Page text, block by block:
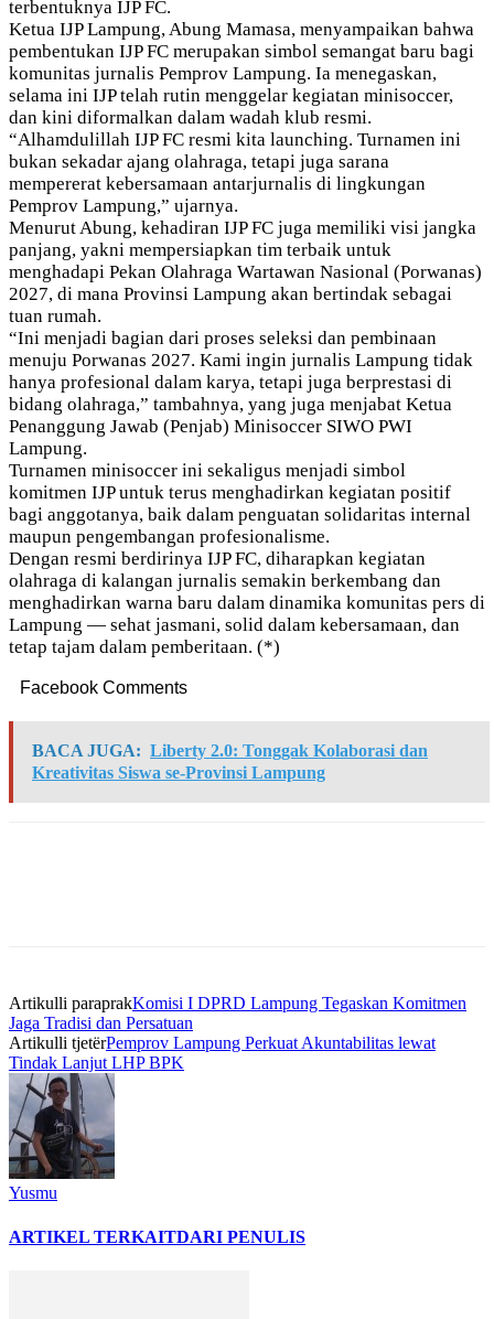
terbentuknya IJP FC.
Ketua IJP Lampung, Abung Mamasa, menyampaikan bahwa
pembentukan IJP FC merupakan simbol semangat baru bagi
komunitas jurnalis Pemprov Lampung. Ia menegaskan,
selama ini IJP telah rutin menggelar kegiatan minisoccer,
dan kini diformalkan dalam wadah klub resmi.
“Alhamdulillah IJP FC resmi kita launching. Turnamen ini
bukan sekadar ajang olahraga, tetapi juga sarana
mempererat kebersamaan antarjurnalis di lingkungan
Pemprov Lampung,” ujarnya.
Menurut Abung, kehadiran IJP FC juga memiliki visi jangka
panjang, yakni mempersiapkan tim terbaik untuk
menghadapi Pekan Olahraga Wartawan Nasional (Porwanas)
2027, di mana Provinsi Lampung akan bertindak sebagai
tuan rumah.
“Ini menjadi bagian dari proses seleksi dan pembinaan
menuju Porwanas 2027. Kami ingin jurnalis Lampung tidak
hanya profesional dalam karya, tetapi juga berprestasi di
bidang olahraga,” tambahnya, yang juga menjabat Ketua
Penanggung Jawab (Penjab) Minisoccer SIWO PWI
Lampung.
Turnamen minisoccer ini sekaligus menjadi simbol
komitmen IJP untuk terus menghadirkan kegiatan positif
bagi anggotanya, baik dalam penguatan solidaritas internal
maupun pengembangan profesionalisme.
Dengan resmi berdirinya IJP FC, diharapkan kegiatan
olahraga di kalangan jurnalis semakin berkembang dan
menghadirkan warna baru dalam dinamika komunitas pers di
Lampung — sehat jasmani, solid dalam kebersamaan, dan
tetap tajam dalam pemberitaan. (*)
Facebook Comments
BACA JUGA: Liberty 2.0: Tonggak Kolaborasi dan
Kreativitas Siswa se-Provinsi Lampung
Artikulli paraprakKomisi I DPRD Lampung Tegaskan Komitmen
Jaga Tradisi dan Persatuan
Artikulli tjetërPemprov Lampung Perkuat Akuntabilitas lewat
Tindak Lanjut LHP BPK
Yusmu
ARTIKEL TERKAITDARI PENULIS